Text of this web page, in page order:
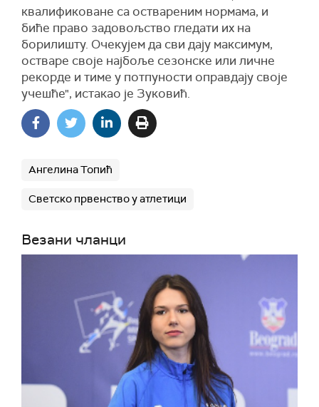
квалификоване са оствареним нормама, и
биће право задовољство гледати их на
борилишту. Очекујем да сви дају максимум,
остваре своје најбоље сезонске или личне
рекорде и тиме у потпуности оправдају своје
учешће", истакао је Зуковић.
Ангелина Топић
Светско првенство у атлетици
Везани чланци